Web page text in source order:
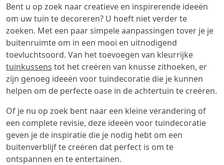
Bent u op zoek naar creatieve en inspirerende ideeën
om uw tuin te decoreren? U hoeft niet verder te
zoeken. Met een paar simpele aanpassingen tover je je
buitenruimte om in een mooi en uitnodigend
toevluchtsoord. Van het toevoegen van kleurrijke
tuinkussens tot het creëren van knusse zithoeken, er
zijn genoeg ideeën voor tuindecoratie die je kunnen
helpen om de perfecte oase in de achtertuin te creëren.
Of je nu op zoek bent naar een kleine verandering of
een complete revisie, deze ideeën voor tuindecoratie
geven je de inspiratie die je nodig hebt om een
buitenverblijf te creëren dat perfect is om te
ontspannen en te entertainen.